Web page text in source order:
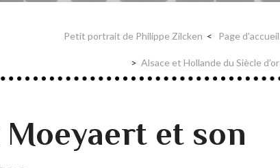
Petit portrait de Philippe Zilcken Page d'accueil
Alsace et Hollande du Siècle d’or
et son